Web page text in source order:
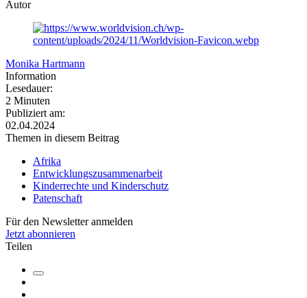
Autor
Monika Hartmann
Information
Lesedauer:
2 Minuten
Publiziert am:
02.04.2024
Themen in diesem Beitrag
Afrika
Entwicklungszusammenarbeit
Kinderrechte und Kinderschutz
Patenschaft
Für den Newsletter anmelden
Jetzt abonnieren
Teilen